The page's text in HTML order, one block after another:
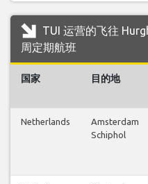
TUI 运营的飞往
周定期航班
国家 目的地
Netherlands
Amsterdam
Schiphol